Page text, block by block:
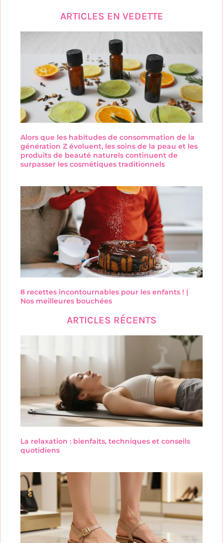
ARTICLES EN VEDETTE
Alors que les habitudes de consommation de la
génération Z évoluent, les soins de la peau et les
produits de beauté naturels continuent de
surpasser les cosmétiques traditionnels
8 recettes incontournables pour les enfants ! |
Nos meilleures bouchées
ARTICLES RÉCENTS
La relaxation : bienfaits, techniques et conseils
quotidiens